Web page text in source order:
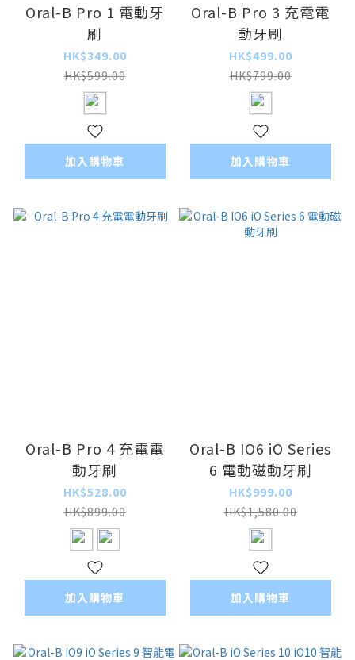
Oral-B Pro 1 電動牙
刷
HK$349.00
HK$599.00
加入購物車
Oral-B Pro 3 充電電
動牙刷
HK$499.00
HK$799.00
加入購物車
Oral-B Pro 4 充電電
動牙刷
HK$528.00
HK$899.00
加入購物車
Oral-B IO6 iO Series
6 電動磁動牙刷
HK$999.00
HK$1,580.00
加入購物車